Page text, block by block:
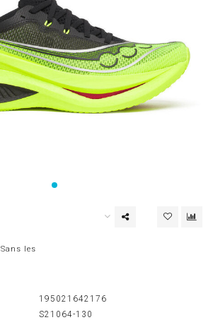
Sans les
195021642176
S21064-130